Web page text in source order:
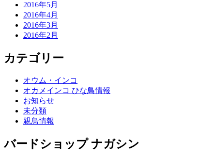
2016年5月
2016年4月
2016年3月
2016年2月
カテゴリー
オウム・インコ
オカメインコ ひな鳥情報
お知らせ
未分類
親鳥情報
バードショップ ナガシン